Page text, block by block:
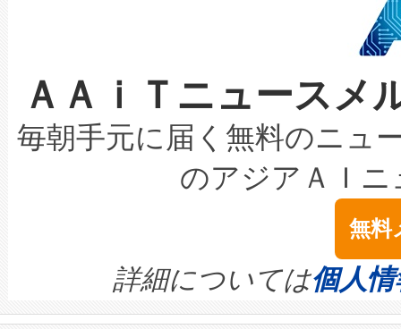
選定された製品について、自
取得できる可能性もあります
設には、3億～4億ドルかか
最高経営責任者（CEO）であ
す。「当社のfully-connected
ームを利用すれば、6,000万
きます。この効率性は、フェ
系統連系を迅速にし、ピーク
限を超えて利用可能な電力容
持できるよう貢献します。こ
ービスレベル契約（SLA）違
テリー性能の劣化によるダウ
念は、現在データセンターが
ます。 Voltaiq provides a
quality and reliability for AI
BESS stack to ensure battery
ケーブル、枝などの細かな対
なレーザースポットにより、
な環境下でも豊かなディテー
キロメートル範囲を検出
LiDAR for Inspections,
は1535 nmレーザーを搭載。
イズの小径化を実現すること
す。ノーマルモードでは、
ートル先まで検出でき、これ
ＡＡｉＴニュース
毎朝手元に届く無料のニュ
のアジアＡＩ
無料
詳細については個人